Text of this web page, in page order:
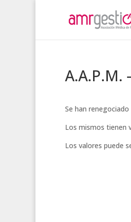
A.A.P.M.
Se han
Los mismos tienen
Los valores puede